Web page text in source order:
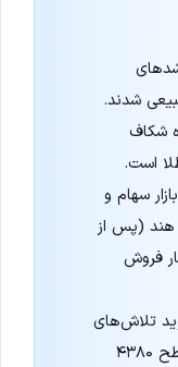
شدند.
شکاف
است.
سهام و
(پس از
فروش
تلاش‌های
ناموفق طلا برای عبور از سطح ۴۳۸۰